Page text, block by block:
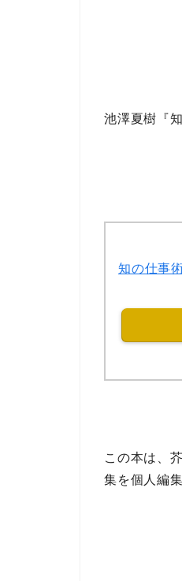
池澤夏樹『
知の仕事
この本は、
集を個人編集